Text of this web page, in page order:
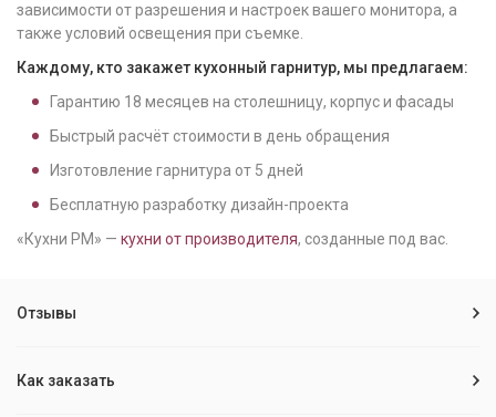
зависимости от разрешения и настроек вашего монитора, а
также условий освещения при съемке.
Каждому, кто закажет кухонный гарнитур, мы предлагаем:
Гарантию 18 месяцев на столешницу, корпус и фасады
Быстрый расчёт стоимости в день обращения
Изготовление гарнитура от 5 дней
Бесплатную разработку дизайн-проекта
«Кухни РМ» — кухни от производителя, созданные под вас.
Отзывы
Как заказать